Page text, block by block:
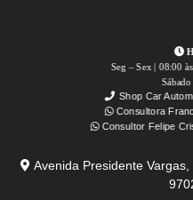
Seg – Sex | 08:00
Shop Car
Consultora
Consultor Felipe
Avenida Presidente